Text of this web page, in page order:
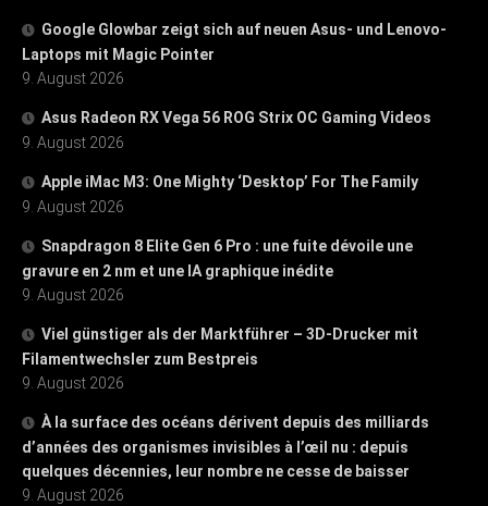
Google Glowbar zeigt sich auf neuen Asus- und Lenovo-
Laptops mit Magic Pointer
9. August 2026
Asus Radeon RX Vega 56 ROG Strix OC Gaming Videos
9. August 2026
Apple iMac M3: One Mighty ‘Desktop’ For The Family
9. August 2026
Snapdragon 8 Elite Gen 6 Pro : une fuite dévoile une
gravure en 2 nm et une IA graphique inédite
9. August 2026
Viel günstiger als der Marktführer – 3D-Drucker mit
Filamentwechsler zum Bestpreis
9. August 2026
À la surface des océans dérivent depuis des milliards
d’années des organismes invisibles à l’œil nu : depuis
quelques décennies, leur nombre ne cesse de baisser
9. August 2026